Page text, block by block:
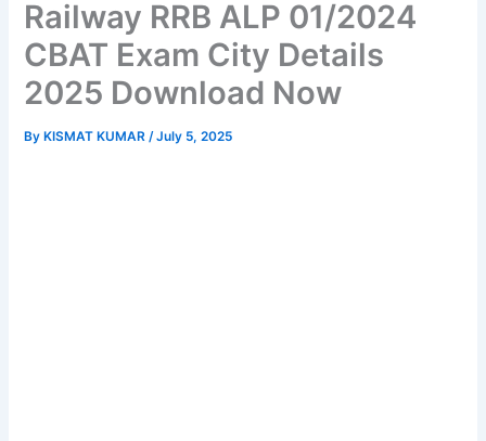
Railway RRB ALP 01/2024
CBAT Exam City Details
2025 Download Now
By KISMAT KUMAR/July 5, 2025